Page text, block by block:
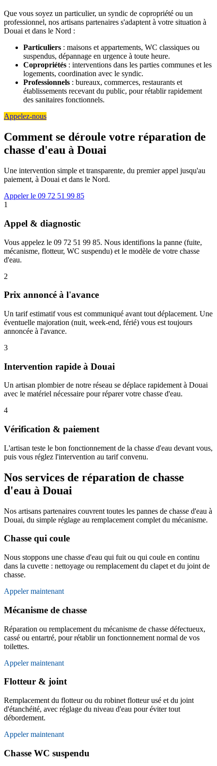
Que vous soyez un particulier, un syndic de copropriété ou un
professionnel, nos artisans partenaires s'adaptent à votre situation à
Douai et dans le Nord :
Particuliers : maisons et appartements, WC classiques ou
suspendus, dépannage en urgence à toute heure.
Copropriétés : interventions dans les parties communes et les
logements, coordination avec le syndic.
Professionnels : bureaux, commerces, restaurants et
établissements recevant du public, pour rétablir rapidement
des sanitaires fonctionnels.
Appelez-nous
Comment se déroule votre réparation de
chasse d'eau à Douai
Une intervention simple et transparente, du premier appel jusqu'au
paiement, à Douai et dans le Nord.
Appeler le 09 72 51 99 85
1
Appel & diagnostic
Vous appelez le 09 72 51 99 85. Nous identifions la panne (fuite,
mécanisme, flotteur, WC suspendu) et le modèle de votre chasse
d'eau.
2
Prix annoncé à l'avance
Un tarif estimatif vous est communiqué avant tout déplacement. Une
éventuelle majoration (nuit, week-end, férié) vous est toujours
annoncée à l'avance.
3
Intervention rapide à Douai
Un artisan plombier de notre réseau se déplace rapidement à Douai
avec le matériel nécessaire pour réparer votre chasse d'eau.
4
Vérification & paiement
L'artisan teste le bon fonctionnement de la chasse d'eau devant vous,
puis vous réglez l'intervention au tarif convenu.
Nos services de réparation de chasse
d'eau à Douai
Nos artisans partenaires couvrent toutes les pannes de chasse d'eau à
Douai, du simple réglage au remplacement complet du mécanisme.
Chasse qui coule
Nous stoppons une chasse d'eau qui fuit ou qui coule en continu
dans la cuvette : nettoyage ou remplacement du clapet et du joint de
chasse.
Appeler maintenant
Mécanisme de chasse
Réparation ou remplacement du mécanisme de chasse défectueux,
cassé ou entartré, pour rétablir un fonctionnement normal de vos
toilettes.
Appeler maintenant
Flotteur & joint
Remplacement du flotteur ou du robinet flotteur usé et du joint
d'étanchéité, avec réglage du niveau d'eau pour éviter tout
débordement.
Appeler maintenant
Chasse WC suspendu